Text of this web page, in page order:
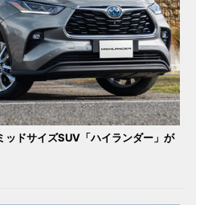
ッドサイズSUV「ハイランダー」が